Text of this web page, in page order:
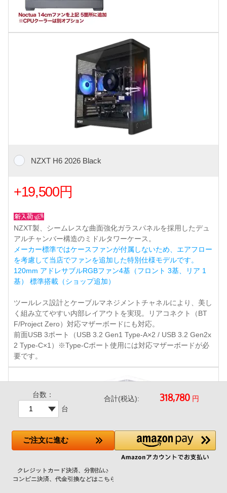
NZXT H6 2026 Black
+19,500円
NZXT製、シームレスな曲面強化ガラスパネルを採用したデュ
アルチャンバー構造のミドルタワーケース。
メーカー標準ではケースファンが付属しないため、エアフロー
を考慮して当店でファンを追加した特別仕様モデルです。
120mm アドレサブルRGBファン4基（フロント 3基、リア 1
基） 標準搭載（ショップ追加）
ツールレス設計とケーブルマネジメントチャネルにより、美し
く組み立てやすい内部レイアウトを実現。リアコネクト（BT
F/Project Zero）対応マザーボードにも対応。
前面USB 3ポート（USB 3.2 Gen1 Type-A×2 / USB 3.2 Gen2x
2 Type-C×1）※Type-Cポート使用には対応マザーボードが必
要です。
台数：
台
合計(税込): 円
ご注文に進む